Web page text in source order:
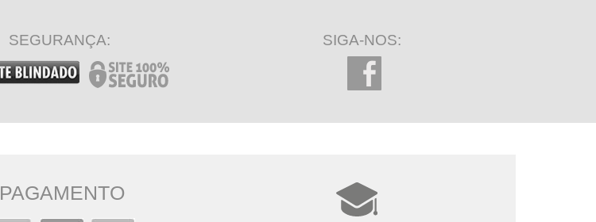
SEGURANÇA: SIGA-NOS:
PAGAMENTO